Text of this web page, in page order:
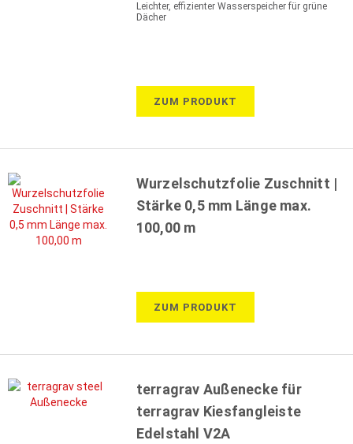
Leichter, effizienter Wasserspeicher für grüne
Dächer
ZUM PRODUKT
Wurzelschutzfolie Zuschnitt |
Stärke 0,5 mm Länge max.
100,00 m
ZUM PRODUKT
terragrav Außenecke für
terragrav Kiesfangleiste
Edelstahl V2A